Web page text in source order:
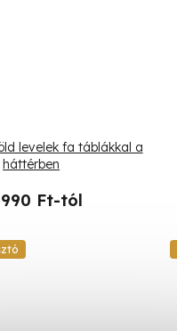
levelek fa táblákkal a
háttérben
990 Ft-tól